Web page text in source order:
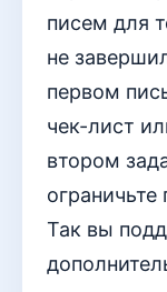
писем для
не
первом
чек-лист
втором
Так вы